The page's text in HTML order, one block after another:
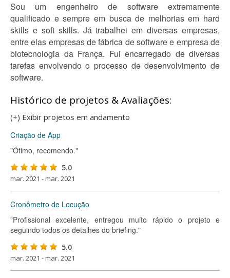
Sou um engenheiro de software extremamente
qualificado e sempre em busca de melhorias em hard
skills e soft skills. Já trabalhei em diversas empresas,
entre elas empresas de fábrica de software e empresa de
biotecnologia da França. Fui encarregado de diversas
tarefas envolvendo o processo de desenvolvimento de
software.
Histórico de projetos & Avaliações:
(+) Exibir projetos em andamento
Criação de App
"Ótimo, recomendo."
5.0
mar. 2021 - mar. 2021
Cronômetro de Locução
"Profissional excelente, entregou muito rápido o projeto e
seguindo todos os detalhes do briefing."
5.0
mar. 2021 - mar. 2021